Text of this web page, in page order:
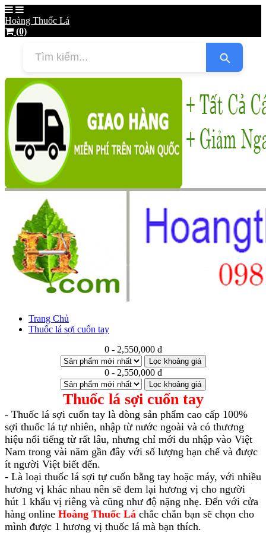
Hoàng Thuốc Lá
(0)
Trang Chủ
Thuốc lá sợi cuốn tay
0 - 2,550,000 đ
Lọc khoảng giá
0 - 2,550,000 đ
Lọc khoảng giá
Thuốc lá sợi cuốn tay
- Thuốc lá sợi cuốn tay là dòng sản phẩm cao cấp 100%
sợi thuốc lá tự nhiên, nhập từ nước ngoài và có thương
hiệu nổi tiếng từ rất lâu, nhưng chỉ mới du nhập vào Việt
Nam trong vài năm gần đây với số lượng hạn chế và được
ít người Việt biết đến.
- Là loại thuốc lá sợi tự cuốn bằng tay hoặc máy, với nhiều
hương vị khác nhau nên sẽ đem lại hương vị cho người
hút 1 khẩu vị riêng và cũng như độ nặng nhẹ. Đến với cửa
hàng online Hoàng Thuốc Lá chắc chắn bạn sẽ chọn cho
mình được 1 hương vị thuốc lá mà bạn thích.